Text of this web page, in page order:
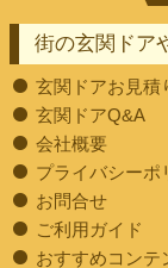
街の玄関ドア
玄関ドアお見積
玄関ドアQ&A
会社概要
プライバシーポ
お問合せ
ご利用ガイド
おすすめコンテ